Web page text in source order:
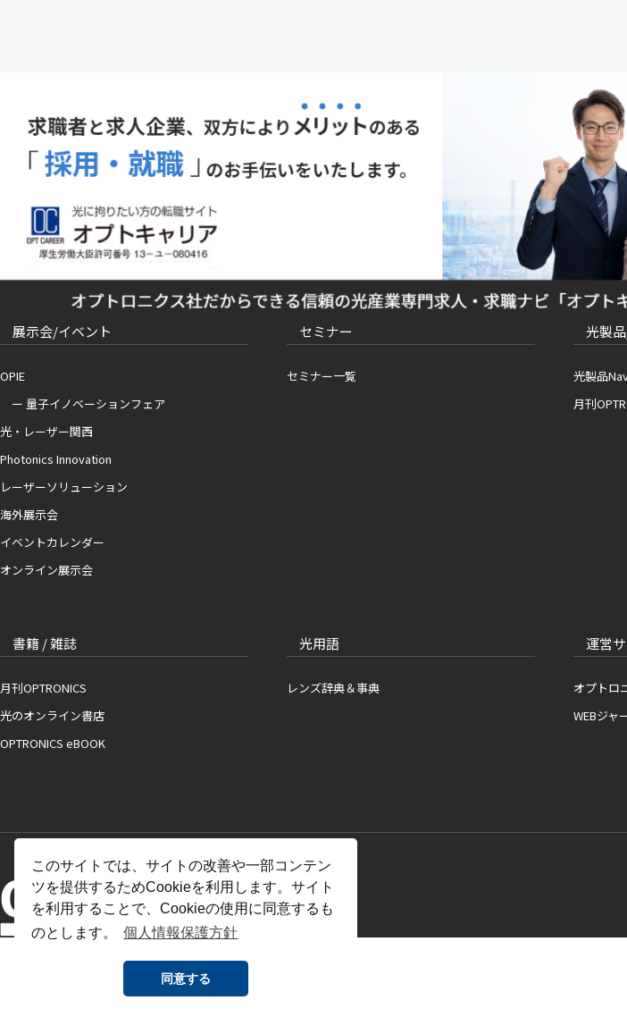
このサイトでは、サイトの改善や一部コンテン
ツを提供するためCookieを利用します。サイト
を利用することで、Cookieの使用に同意するも
のとします。
個人情報保護方針
同意する
展示会/イベント
OPIE
ー 量子イノベーションフェア
光・レーザー関西
Photonics Innovation
レーザーソリューション
海外展示会
イベントカレンダー
オンライン展示会
セミナー
セミナー一覧
光製
光製品
月刊
書籍 / 雑誌
月刊OPTRONICS
光のオンライン書店
OPTRONICS eBOOK
光用語
レンズ辞典＆事典
運営
オプトロ
WEBジャ